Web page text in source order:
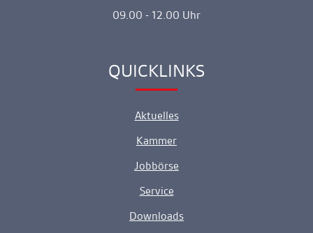
09.00 - 12.00 Uhr
Ankerlink
QUICKLINKS
Aktuelles
Kammer
Jobbörse
Service
Downloads